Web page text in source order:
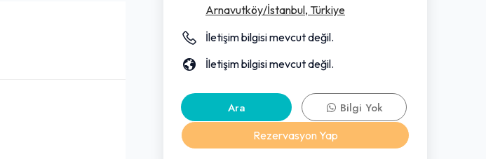
Arnavutköy/İstanbul, Türkiye
İletişim bilgisi mevcut değil.
İletişim bilgisi mevcut değil.
Ara
Bilgi Yok
Rezervasyon Yap